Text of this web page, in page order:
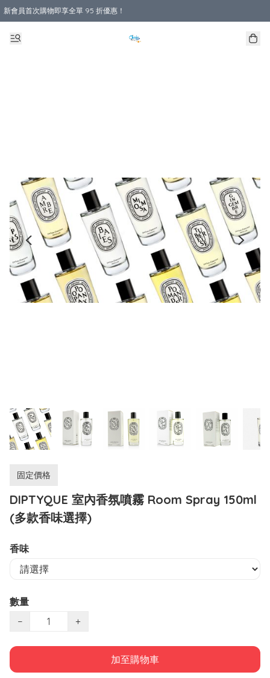
新會員首次購物即享全單 95 折優惠！
購物滿 HKD 800.00即享免運費優惠！（適用於 本地送貨、本地取貨 )
固定價格
DIPTYQUE 室內香氛噴霧 Room Spray 150ml
(多款香味選擇)
香味
數量
−
+
加至購物車